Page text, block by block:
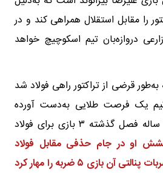
را مقابل استقلال همراهی کند و در
دروازه‌بان تیم اسکوچیچ خواهد
قرضی از تراکتور راهی فولاد شد
یک فرصت طلایی به‌دست آورده
است. این دروازه‌بان ۲۲ ساله فصل گذشته ۳ بازی برای فولاد
او در جام حذفی مقابل فولاد
هرمزگان بود. زارعی در ضربات پنالتی آن بازی ۵ ضربه را مهار کرد